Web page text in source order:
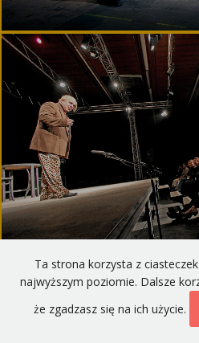
Ta strona korzysta z
najwyższym poziomie. Dalsze
że zgadzasz się na ich użycie.